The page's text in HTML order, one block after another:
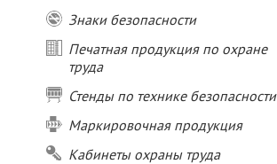
Знаки безопасности
Печатная продукция по охране
труда
Стенды по технике безопасности
Маркировочная продукция
Кабинеты охраны труда